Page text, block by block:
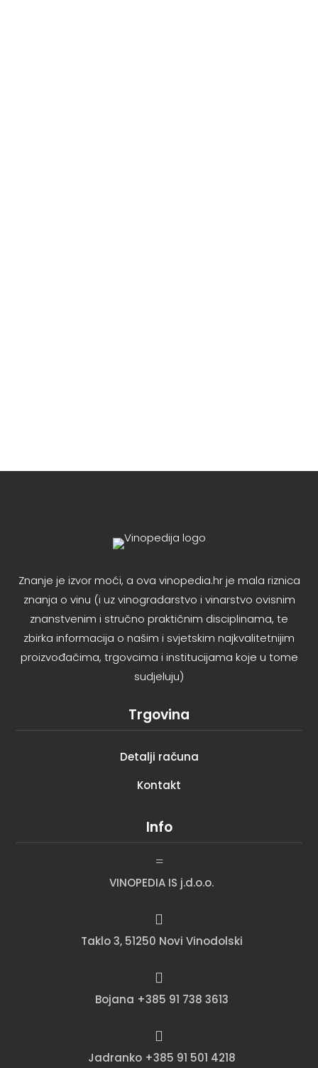
Znanje je izvor moći, a ova vinopedia.hr je mala riznica
znanja o vinu (i uz vinogradarstvo i vinarstvo ovisnim
znanstvenim i stručno praktičnim disciplinama, te
zbirka informacija o našim i svjetskim najkvalitetnijim
proizvođačima, trgovcima i institucijama koje u tome
sudjeluju)
Trgovina
Detalji računa
Kontakt
Info
=
VINOPEDIA IS j.d.o.o.

Taklo 3, 51250 Novi Vinodolski

Bojana +385 91 738 3613

Jadranko +385 91 501 4218